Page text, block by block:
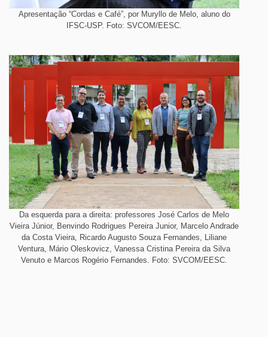
Apresentação “Cordas e Café”, por Muryllo de Melo, aluno do
IFSC-USP. Foto: SVCOM/EESC.
Da esquerda para a direita: professores José Carlos de Melo
Vieira Júnior, Benvindo Rodrigues Pereira Junior, Marcelo Andrade
da Costa Vieira, Ricardo Augusto Souza Fernandes, Liliane
Ventura, Mário Oleskovicz, Vanessa Cristina Pereira da Silva
Venuto e Marcos Rogério Fernandes. Foto: SVCOM/EESC.